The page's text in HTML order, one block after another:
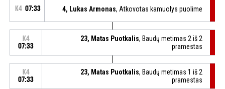
K4 07:33 4, Lukas Armonas, Atkovotas kamuolys puolime
K4
07:33
23, Matas Puotkalis, Baudų metimas 2 iš 2
pramestas
K4
07:33
23, Matas Puotkalis, Baudų metimas 1 iš 2
pramestas